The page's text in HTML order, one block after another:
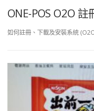
ONE-POS O2O
如何註冊、下載及安裝系統